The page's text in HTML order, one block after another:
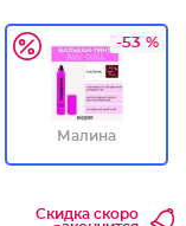
-53 %
Малина
Скидка скоро